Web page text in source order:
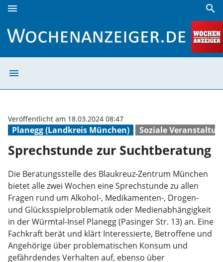
menu search
menu
Planegg (Landkreis München) Soziale
Veröffentlicht am 18.03.2024 08:47
Sprechstunde zur Suchtberatung
Die Beratungsstelle des Blaukreuz-Zentrum München
bietet alle zwei Wochen eine Sprechstunde zu allen
Fragen rund um Alkohol-, Medikamenten-, Drogen-
und Glücksspielproblematik oder Medienabhängigkeit
in der Würmtal-Insel Planegg (Pasinger Str. 13) an. Eine
Fachkraft berät und klärt Interessierte, Betroffene und
Angehörige über problematischen Konsum und
gefährdendes Verhalten auf, ebenso über